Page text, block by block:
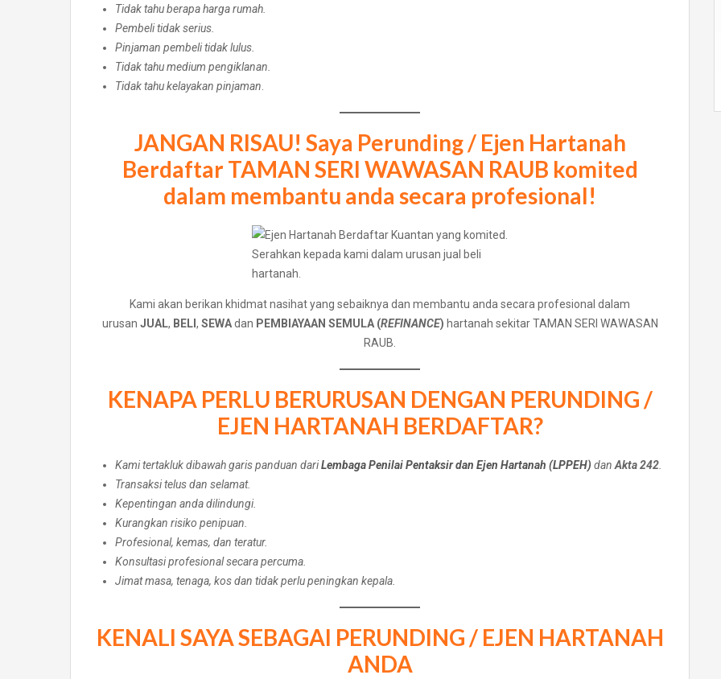
Tidak tahu berapa harga rumah.
Pembeli tidak serius.
Pinjaman pembeli tidak lulus.
Tidak tahu medium pengiklanan.
Tidak tahu kelayakan pinjaman
JANGAN RISAU! Saya Perunding / Ejen Hartanah
BerdaftarTAMAN SERI WAWASAN RAUB komited
dalam membantu anda secara profesional!
Serahkan kepada kami dalam urusan jual beli
hartanah.
Kami akan berikan khidmat nasihat yang sebaiknya dan membantu anda secara profesional dalam
urusan JUAL, BELI , SEWAdan PEMBIAYAAN SEMULA (REFINANCE) hartanah sekitar TAMAN SERI WAWASAN
RAUB.
KENAPA PERLU BERURUSAN DENGAN PERUNDING /
EJEN HARTANAH BERDAFTAR?
Kami tertakluk dibawah garis panduan dariLembaga Penilai Pentaksir dan Ejen Hartanah (LPPEH) dan Akta 242
Transaksi telus dan selamat.
Kepentingan anda dilindungi.
Kurangkan risiko penipuan.
Profesional, kemas, dan teratur.
Konsultasi profesional secara percuma.
Jimat masa, tenaga, kos dan tidak perlu peningkan kepala.
KENALI SAYA SEBAGAI PERUNDING / EJEN HARTANAH
ANDA